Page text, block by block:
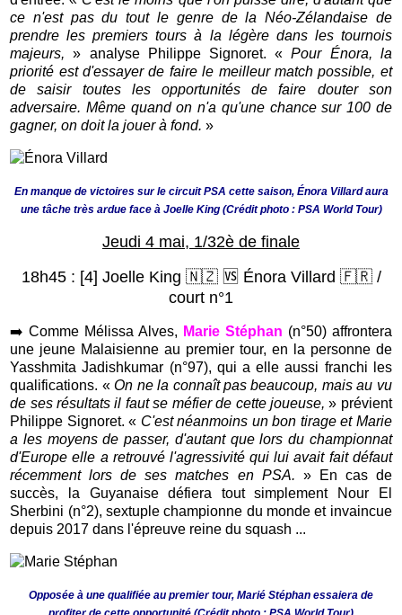
ce n'est pas du tout le genre de la Néo-Zélandaise de
prendre les premiers tours à la légère dans les tournois
majeurs, » analyse Philippe Signoret. «Pour Énora, la
priorité est d'essayer de faire le meilleur match possible, et
de saisir toutes les opportunités de faire douter son
adversaire. Même quand on n'a qu'une chance sur 100 de
gagner, on doit la jouer à fond. »
En manque de victoires sur le circuit PSA cette saison, Énora Villard aura
une tâche très ardue face à Joelle King (Crédit photo : PSA World Tour)
Jeudi 4 mai, 1/32è de finale
18h45 : [4] Joelle King 🇳🇿 🆚 Énora Villard 🇫🇷 /
court n°1
➡️ Comme Mélissa Alves, Marie Stéphan (n°50) affrontera
une jeune Malaisienne au premier tour, en la personne de
Yasshmita Jadishkumar (n°97), qui a elle aussi franchi les
qualifications. «On ne la connaît pas beaucoup, mais au vu
de ses résultats il faut se méfier de cette joueuse,» prévient
Philippe Signoret. « C'est néanmoins un bon tirage et Marie
a les moyens de passer, d'autant que lors du championnat
d'Europe elle a retrouvé l'agressivité qui lui avait fait défaut
récemment lors de ses matches en PSA. » En cas de
succès, la Guyanaise défiera tout simplement Nour El
Sherbini (n°2), sextuple championne du monde et invaincue
depuis 2017 dans l'épreuve reine du squash ...
Opposée à une qualifiée au premier tour, Marié Stéphan essaiera de